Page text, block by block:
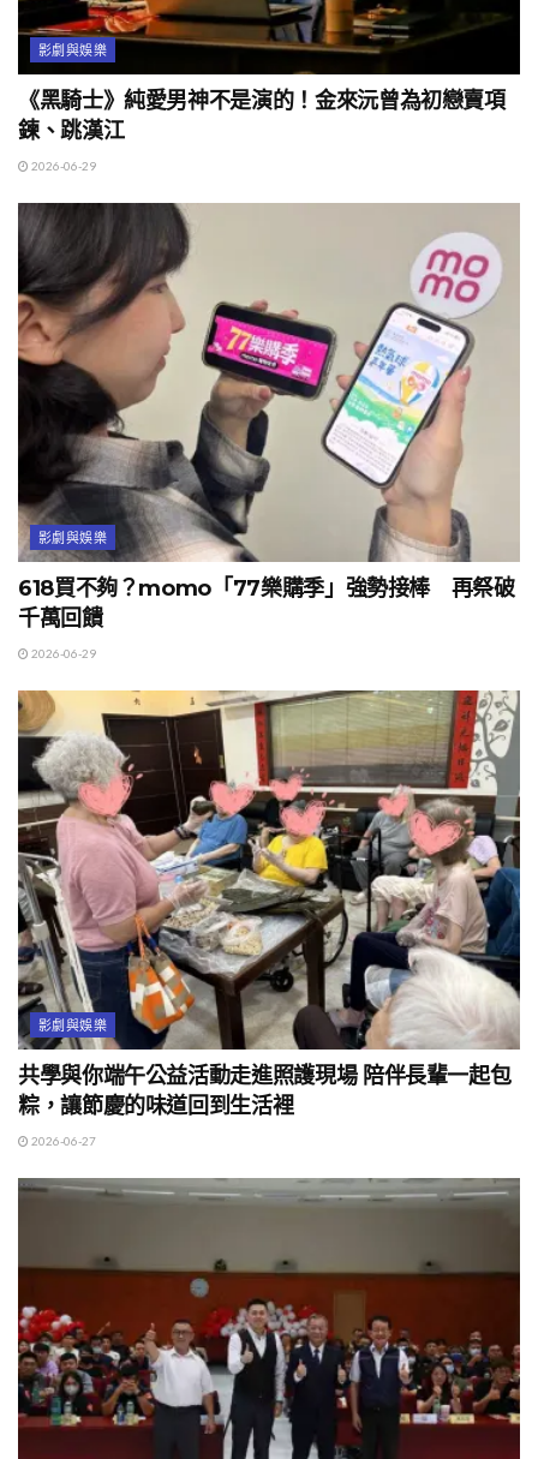
影劇與娛樂
《黑騎士》純愛男神不是演的！金來沅曾為初戀賣項
鍊、跳漢江
2026-06-29
影劇與娛樂
618買不夠？momo「77樂購季」強勢接棒 再祭破
千萬回饋
2026-06-29
影劇與娛樂
共學與你端午公益活動走進照護現場 陪伴長輩一起包
粽，讓節慶的味道回到生活裡
2026-06-27